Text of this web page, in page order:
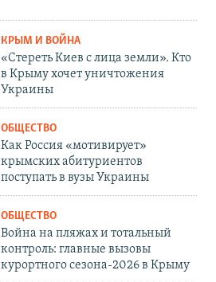
КРЫМ И ВОЙНА
«Стереть Киев с лица земли». Кто
в Крыму хочет уничтожения
Украины
ОБЩЕСТВО
Как Россия «мотивирует»
крымских абитуриентов
поступать в вузы Украины
ОБЩЕСТВО
Война на пляжах и тотальный
контроль: главные вызовы
курортного сезона-2026 в Крыму